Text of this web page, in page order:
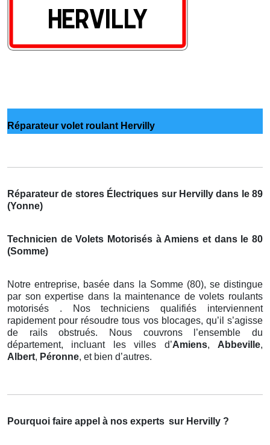
Réparateur volet roulant Hervilly
Réparateur de stores Électriques sur Hervilly dans le 89
(Yonne)
Technicien de Volets Motorisés à Amiens et dans le 80
(Somme)
Notre entreprise, basée dans la Somme (80), se distingue
par son expertise dans la maintenance de volets roulants
motorisés . Nos techniciens qualifiés interviennent
rapidement pour résoudre tous vos blocages, qu’il s’agisse
de rails obstrués. Nous couvrons l’ensemble du
département, incluant les villes d’Amiens, Abbeville,
Albert, Péronne, et bien d’autres.
Pourquoi faire appel à nos experts sur Hervilly ?